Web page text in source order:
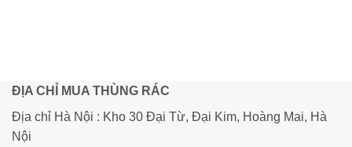
ĐỊA CHỈ MUA THÙNG RÁC
Địa chỉ Hà Nội : Kho 30 Đại Từ, Đại Kim, Hoàng Mai, Hà
Nội